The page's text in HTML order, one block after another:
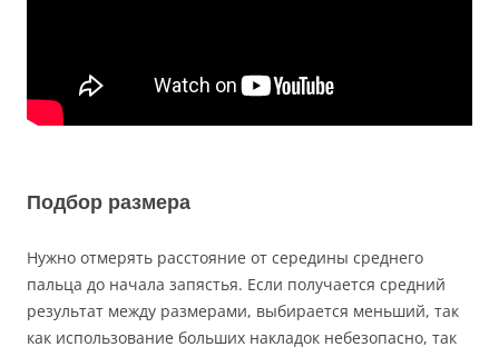
Подбор размера
Нужно отмерять расстояние от середины среднего
пальца до начала запястья. Если получается средний
результат между размерами, выбирается меньший, так
как использование больших накладок небезопасно, так